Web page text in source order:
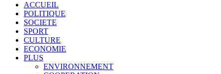
ACCUEIL
POLITIQUE
SOCIETE
SPORT
CULTURE
ECONOMIE
PLUS
ENVIRONNEMENT